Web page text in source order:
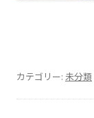
カテゴリー: 未分類